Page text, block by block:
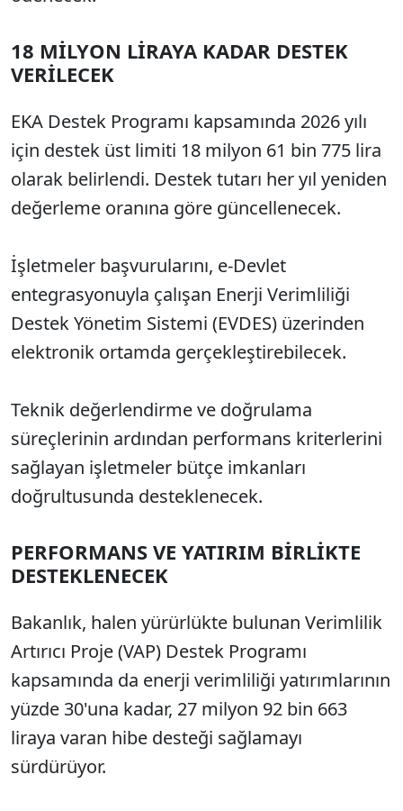
18 MİLYON LİRAYA KADAR DESTEK
VERİLECEK
EKA Destek Programı kapsamında 2026 yılı
için destek üst limiti 18 milyon 61 bin 775 lira
olarak belirlendi. Destek tutarı her yıl yeniden
değerleme oranına göre güncellenecek.
İşletmeler başvurularını, e-Devlet
entegrasyonuyla çalışan Enerji Verimliliği
Destek Yönetim Sistemi (EVDES) üzerinden
elektronik ortamda gerçekleştirebilecek.
Teknik değerlendirme ve doğrulama
süreçlerinin ardından performans kriterlerini
sağlayan işletmeler bütçe imkanları
doğrultusunda desteklenecek.
PERFORMANS VE YATIRIM BİRLİKTE
DESTEKLENECEK
Bakanlık, halen yürürlükte bulunan Verimlilik
Artırıcı Proje (VAP) Destek Programı
kapsamında da enerji verimliliği yatırımlarının
yüzde 30'una kadar, 27 milyon 92 bin 663
liraya varan hibe desteği sağlamayı
sürdürüyor.